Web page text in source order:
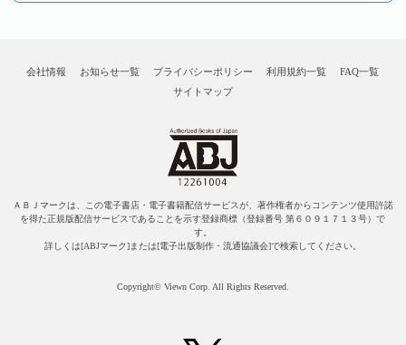
会社情報 お知らせ一覧 プライバシーポリシー 利用規約一覧
FAQ一覧
サイトマップ
ＡＢＪマークは、この電子書店・電子書籍配信サービスが、著作権者からコンテンツ使用許諾
を得た正規版配信サービスであることを示す登録商標（登録番号 第６０９１７１３号）で
す。
詳しくは[ABJマーク]または[電子出版制作・流通協議会]で検索してください。
Copyright© Viewn Corp. All Rights Reserved.